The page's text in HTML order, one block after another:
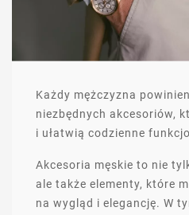
Każdy mężczyzna
niezbędnych akcesoriów,
i ułatwią codzienne
Akcesoria męskie to nie
ale także elementy, które
na wygląd i elegancję. W